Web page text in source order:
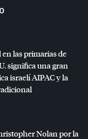
las primarias de
significa una gran
israelíAIPACy la
Nolan por la